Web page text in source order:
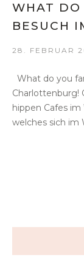
WHAT DO
BESUCH
28. FEBRUAR
What do you
Charlottenburg!
hippen Cafes im
welches sich im